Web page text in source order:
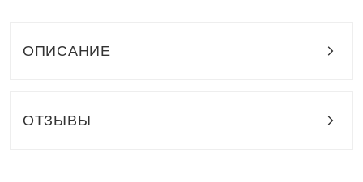
ОПИСАНИЕ
ОТЗЫВЫ